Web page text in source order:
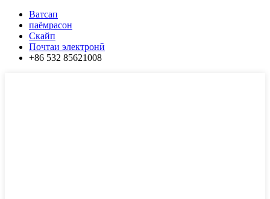
Ватсап
паёмрасон
Скайп
Почтаи электронӣ
+86 532 85621008